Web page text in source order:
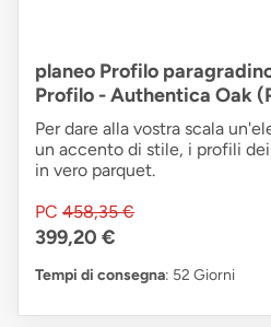
planeo Profilo
Profilo - Authentica Oak
Per dare alla vostra scala
un accento di stile, i profili
in vero parquet.
PC 458,35 €
399,20 €
Tempi di consegna: 52 Giorni